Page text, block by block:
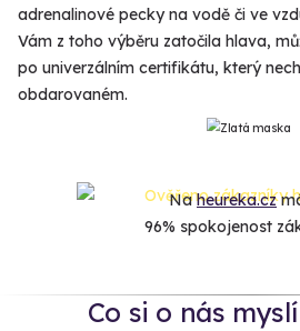
adrenalinové pecky na vodě či ve
Vám z toho výběru zatočila hlava,
po univerzálním certifikátu, který
obdarovaném.
Naheureka.cz
96% spokojenost
Co si o nás myslí